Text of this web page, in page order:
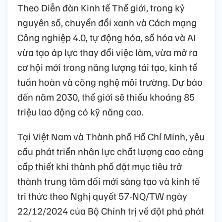
Theo Diễn đàn Kinh tế Thế giới, trong kỷ
nguyên số, chuyển đổi xanh và Cách mạng
Công nghiệp 4.0, tự động hóa, số hóa và AI
vừa tạo áp lực thay đổi việc làm, vừa mở ra
cơ hội mới trong năng lượng tái tạo, kinh tế
tuần hoàn và công nghệ môi trường. Dự báo
đến năm 2030, thế giới sẽ thiếu khoảng 85
triệu lao động có kỹ năng cao.
Tại Việt Nam và Thành phố Hồ Chí Minh, yêu
cầu phát triển nhân lực chất lượng cao càng
cấp thiết khi thành phố đặt mục tiêu trở
thành trung tâm đổi mới sáng tạo và kinh tế
tri thức theo Nghị quyết 57-NQ/TW ngày
22/12/2024 của Bộ Chính trị về đột phá phát